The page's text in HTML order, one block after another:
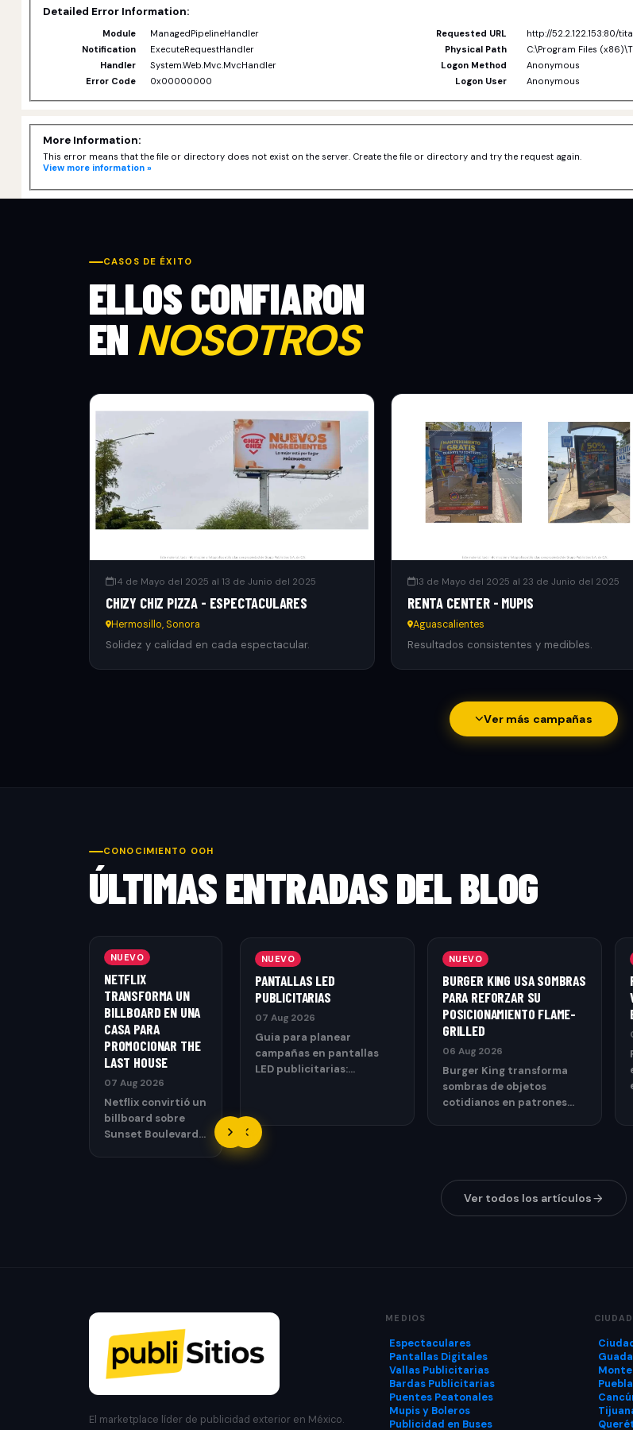
Detailed Error Information:
Module
ManagedPipelineHandler
Notification
ExecuteRequestHandler
Handler
System.Web.Mvc.MvcHandler
Error Code
0x00000000
Requested URL
http://52.2.122.153:80/
Physical Path
C:\Program Files
Logon Method
Anonymous
Logon User
Anonymous
More Information:
This error means that the file or directory does not exist on the server. Create the file or directory and try the request again.
View more information »
CASOS DE ÉXITO
ELLOS CONFIARON
EN NOSOTROS
14 de Mayo del 2025 al 13 de Junio del 2025
CHIZY CHIZ PIZZA - ESPECTACULARES
Hermosillo, Sonora
Solidez y calidad en cada espectacular.
13 de Mayo del 2025 al 23 de Junio del 2025
RENTA CENTER - MUPIS
Aguascalientes
Resultados consistentes y medibles.
Ver más campañas
CONOCIMIENTO OOH
ÚLTIMAS ENTRADAS DEL BLOG
NUEVO
NETFLIX
TRANSFORMA UN
BILLBOARD EN UNA
CASA PARA
PROMOCIONAR THE
LAST HOUSE
07 Aug 2026
Netflix convirtió un
billboard sobre
Sunset Boulevard
NUEVO
PANTALLAS LED
PUBLICITARIAS
07 Aug 2026
Guia para planear
campañas en pantallas
LED publicitarias:
cuando conviene usarlas.
NUEVO
BURGER KING USA SOMBRAS
PARA REFORZAR SU
POSICIONAMIENTO FLAME-
GRILLED
06 Aug 2026
Burger King transforma
sombras de objetos
cotidianos en patrones
Ver todos los artículos
El marketplace líder de publicidad exterior en México.
MEDIOS
Espectaculares
Pantallas Digitales
Vallas Publicitarias
Bardas Publicitarias
Puentes Peatonales
Mupis y Boleros
Publicidad en Buses
Puebla